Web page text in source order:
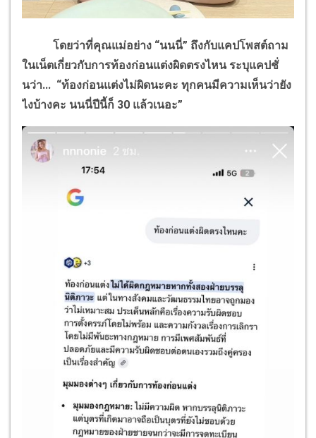
โดยว่าที่คุณแม่อย่าง “นนนี่” ถึงกับแคปโพสต์ถาม
ในเน็ตเกี่ยวกับการท้องก่อนแต่งผิดตรงไหน ระบุแคปชั่
นว่า... “ท้องก่อนแต่งไม่ผิดนะคะ ทุกคนมีความเห็นว่ายัง
ไงบ้างคะ นนนี่ปีนี้ก็ 30 แล้วเนอะ”